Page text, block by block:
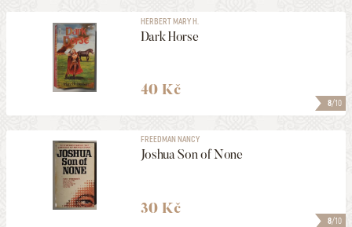
8/10
HERBERT MARY H.
Dark Horse
40 Kč
8/10
FREEDMAN NANCY
Joshua Son of None
30 Kč